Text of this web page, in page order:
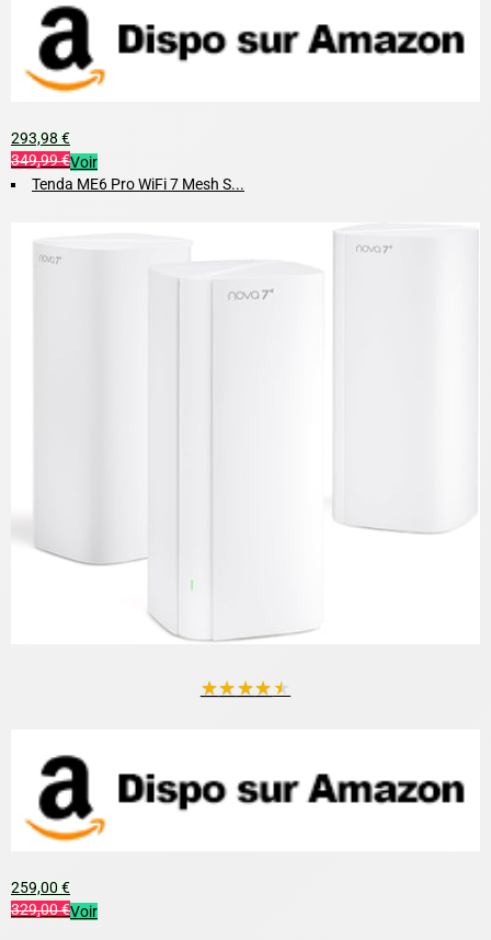
293,98 €
349,99 €Voir
Tenda ME6 Pro WiFi 7 Mesh S...
★★★★★
259,00 €
329,00 €Voir